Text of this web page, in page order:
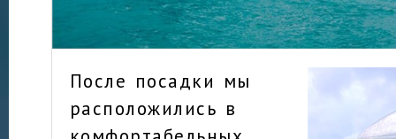
После посадки мы
расположились в